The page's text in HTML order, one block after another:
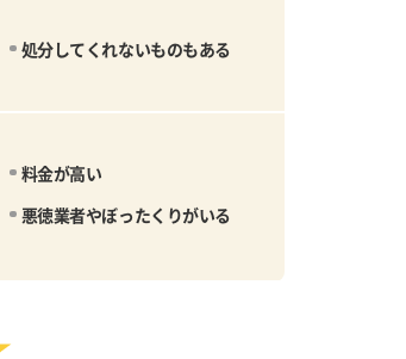
処分してくれないものもある
料金が高い
悪徳業者やぼったくりがいる